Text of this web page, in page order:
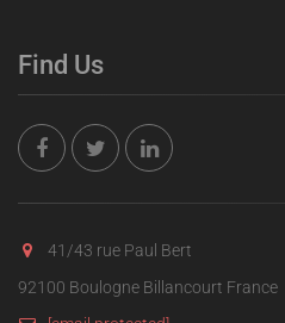
Find Us
41/43 rue Paul Bert
92100 Boulogne Billancourt France